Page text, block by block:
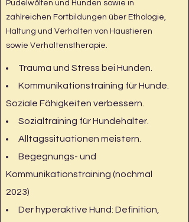
Pudelwölfen und Hunden sowie in
zahlreichen Fortbildungen über Ethologie,
Haltung und Verhalten von Haustieren
sowie Verhaltenstherapie.
Trauma und Stress bei Hunden.
Kommunikationstraining für Hunde.
Soziale Fähigkeiten verbessern.
Sozialtraining für Hundehalter.
Alltagssituationen meistern.
Begegnungs- und
Kommunikationstraining (nochmal
2023)
Der hyperaktive Hund: Definition,